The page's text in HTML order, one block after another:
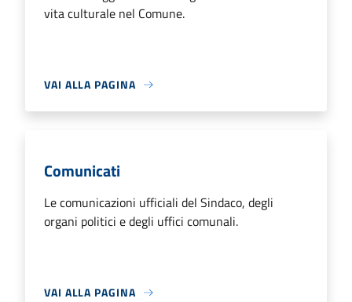
vita culturale nel Comune.
VAI ALLA PAGINA
Comunicati
Le comunicazioni ufficiali del Sindaco, degli
organi politici e degli uffici comunali.
VAI ALLA PAGINA